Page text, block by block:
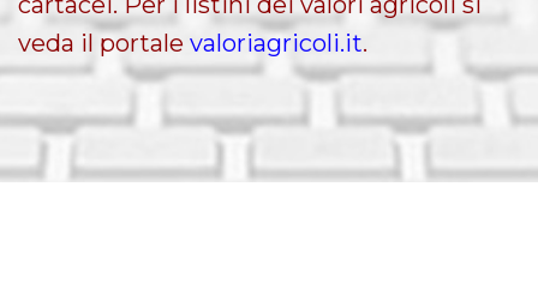
veda il portale valoriagricoli.it.